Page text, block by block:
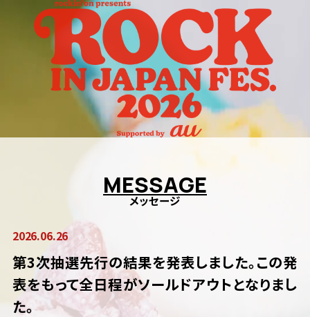
チケット
アクセス
グッズ
飲食店
会場マップ
注意事項
よくあるご質問
FOLLOW US
MESSAGE
メッセージ
2026.06.26
第3次抽選先行の結果を発表しました。この発
表をもって全日程がソールドアウトとなりまし
た。